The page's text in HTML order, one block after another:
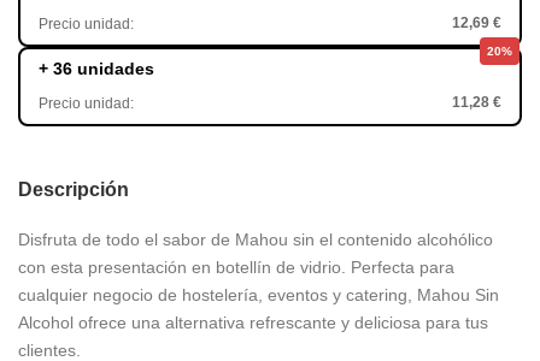
Precio unidad: 12,69 €
20%
+ 36 unidades
Precio unidad: 11,28 €
Descripción
Disfruta de todo el sabor de Mahou sin el contenido alcohólico
con esta presentación en botellín de vidrio. Perfecta para
cualquier negocio de hostelería, eventos y catering, Mahou Sin
Alcohol ofrece una alternativa refrescante y deliciosa para tus
clientes.